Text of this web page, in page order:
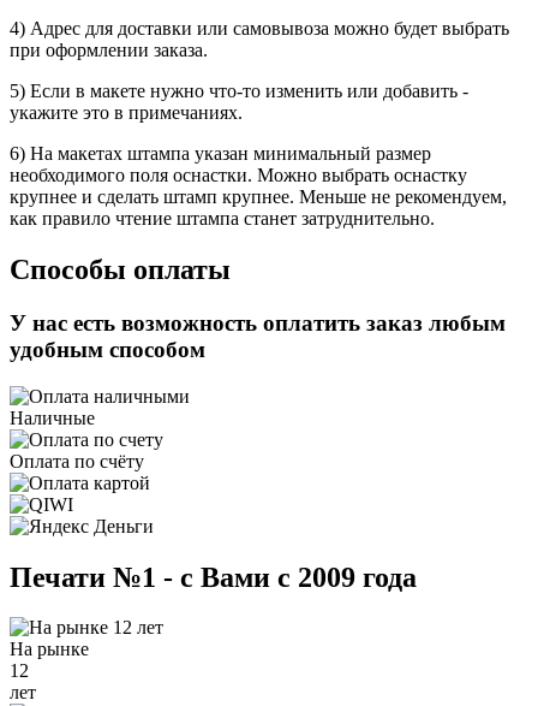
4) Адрес для доставки или самовывоза можно будет выбрать
при оформлении заказа.
5) Если в макете нужно что-то изменить или добавить -
укажите это в примечаниях.
6) На макетах штампа указан минимальный размер
необходимого поля оснастки. Можно выбрать оснастку
крупнее и сделать штамп крупнее. Меньше не рекомендуем,
как правило чтение штампа станет затруднительно.
Способы оплаты
У нас есть возможность оплатить заказ любым
удобным способом
Наличные
Оплата по счёту
Печати №1 - с Вами с 2009 года
На рынке
12
лет